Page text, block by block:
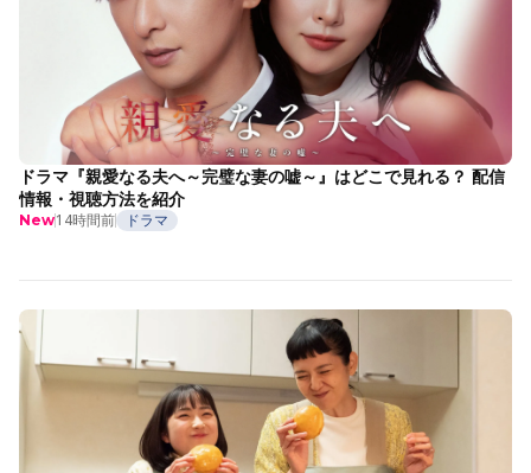
ドラマ『親愛なる夫へ～完璧な妻の嘘～』はどこで見れる？ 配信
情報・視聴方法を紹介
New14時間前 ドラマ